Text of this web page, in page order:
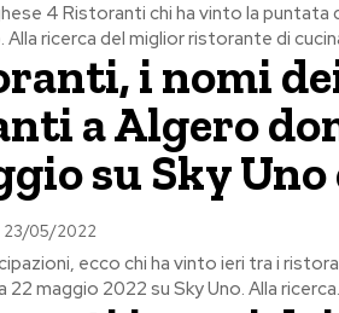
4 Ristoranti chi ha vinto la puntata
Alla ricerca del miglior ristorante di
i nomi
a Algero
su Sky Uno
23/05/2022
ecco chi ha vinto ieri tra i
22 maggio 2022 su Sky Uno. Alla